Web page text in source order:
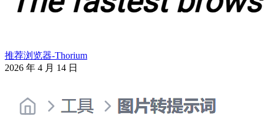
推荐浏览器-Thorium
2026 年 4 月 14 日